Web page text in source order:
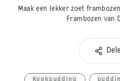
Maak een lekker zoet
Frambozen van
Kookpudding